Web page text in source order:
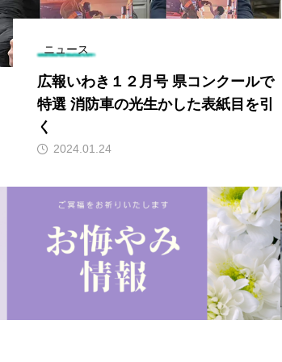
ニュース
広報いわき１２月号 県コンクールで
特選 消防車の光生かした表紙目を引
く
2024.01.24